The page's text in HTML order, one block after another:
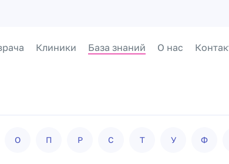
Клиники База знаний О нас
О П Р С Т У Ф